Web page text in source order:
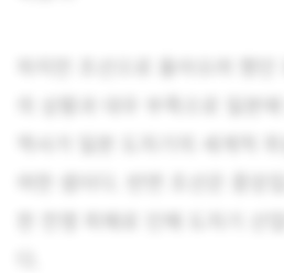
하지만 조선으로 돌아오려 했던
역사가 일본 도자기의 세계적
한 전쟁 피해로 인해 도자기 산